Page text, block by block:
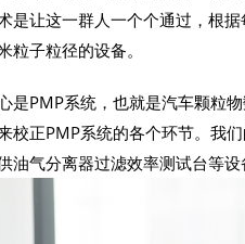
是让这一群人一个个通过，根
子粒径的设备。
是PMP系统，也就是汽车颗粒
校正PMP系统的各个环节。我
气分离器过滤效率测试台等设